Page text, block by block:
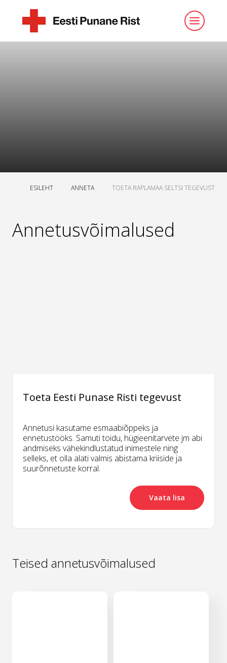
ESILEHT ANNETA TOETA RAPLAMAA SELTSI TEGEVUST
Annetusvõimalused
Toeta Eesti Punase Risti tegevust
Annetusi kasutame esmaabiõppeks ja
ennetustööks. Samuti toidu, hügieenitarvete jm abi
andmiseks vähekindlustatud inimestele ning
selleks, et olla alati valmis abistama kriiside ja
suurõnnetuste korral.
Vaata lisa
Teised annetusvõimalused